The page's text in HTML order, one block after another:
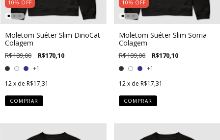
10% OFF
Moletom Suéter Slim DinoCat
Colagem
R$189,00 R$170,10
+1
12x de R$17,31
COMPRAR
10% OFF
Moletom Suéter Slim Sorria
Colagem
R$189,00 R$170,10
+1
12 x de R$17,31
COMPRAR